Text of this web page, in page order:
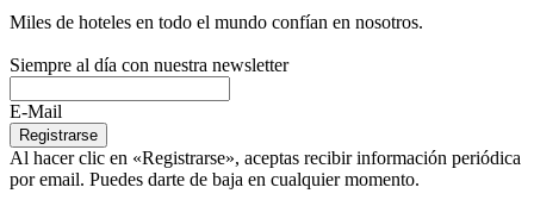
Miles de hoteles en todo el mundo confían en nosotros.
Siempre al día con nuestra newsletter
E-Mail
Registrarse
Al hacer clic en «Registrarse», aceptas recibir información periódica
por email. Puedes darte de baja en cualquier momento.